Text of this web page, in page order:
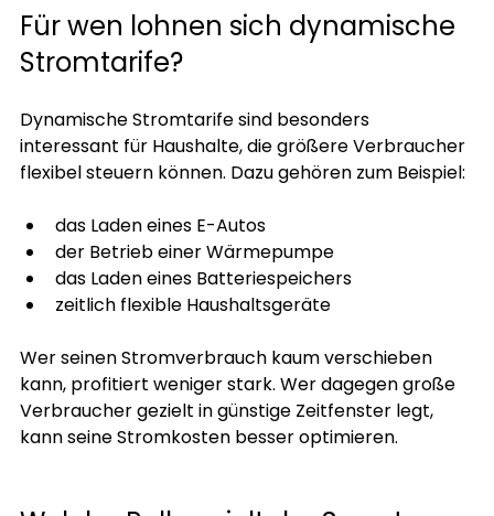
Für wen lohnen sich dynamische
Stromtarife?
Dynamische Stromtarife sind besonders
interessant für Haushalte, die größere Verbraucher
flexibel steuern können. Dazu gehören zum Beispiel:
das Laden eines E-Autos
der Betrieb einer Wärmepumpe
das Laden eines Batteriespeichers
zeitlich flexible Haushaltsgeräte
Wer seinen Stromverbrauch kaum verschieben
kann, profitiert weniger stark. Wer dagegen große
Verbraucher gezielt in günstige Zeitfenster legt,
kann seine Stromkosten besser optimieren.